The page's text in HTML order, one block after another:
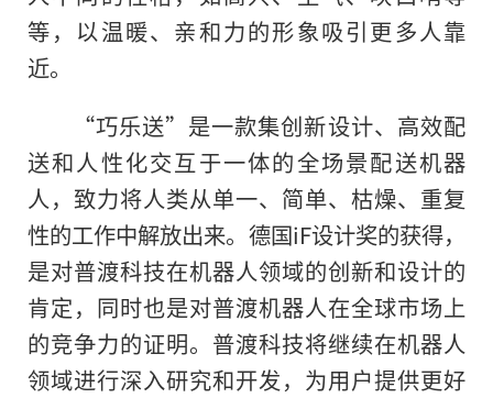
等，以温暖、亲和力的形象吸引更多人靠
近。
“巧乐送”是一款集创新设计、高效配
送和人性化交互于一体的全场景配送机器
人，致力将人类从单一、简单、枯燥、重复
性的工作中解放出来。德国iF设计奖的获得，
是对普渡科技在机器人领域的创新和设计的
肯定，同时也是对普渡机器人在全球市场上
的竞争力的证明。普渡科技将继续在机器人
领域进行深入研究和开发，为用户提供更好